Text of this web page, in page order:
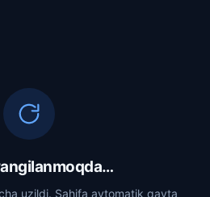
uzildi. Sahifa avtomatik qayta